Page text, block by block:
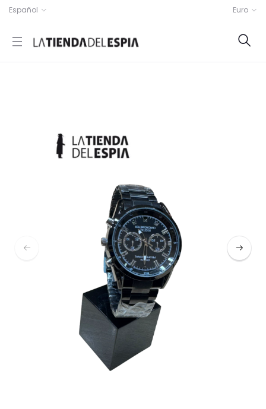
Español Euro